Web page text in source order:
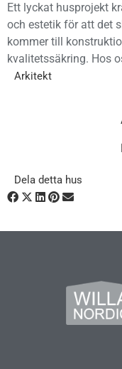
Ett lyckat husprojekt
och estetik för att det
kommer till
kvalitetssäkring. Hos
Arkitekt
Dela detta hus